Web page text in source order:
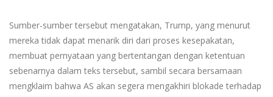
Sumber-sumber tersebut mengatakan, Trump, yang menurut
mereka tidak dapat menarik diri dari proses kesepakatan,
membuat pernyataan yang bertentangan dengan ketentuan
sebenarnya dalam teks tersebut, sambil secara bersamaan
mengklaim bahwa AS akan segera mengakhiri blokade terhadap